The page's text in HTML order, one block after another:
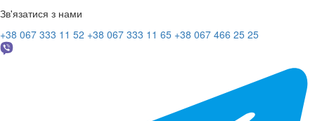
Зв'язатися з нами
+38 067 333 11 52 +38 067 333 11 65 +38 067 466 25 25